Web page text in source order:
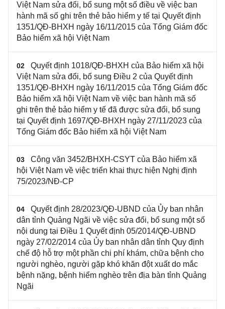
Việt Nam sửa đổi, bổ sung một số điều về việc ban
hành mã số ghi trên thẻ bảo hiểm y tế tại Quyết định
1351/QĐ-BHXH ngày 16/11/2015 của Tổng Giám đốc
Bảo hiểm xã hội Việt Nam
02
Quyết định 1018/QĐ-BHXH của Bảo hiểm xã hội
Việt Nam sửa đổi, bổ sung Điều 2 của Quyết định
1351/QĐ-BHXH ngày 16/11/2015 của Tổng Giám đốc
Bảo hiểm xã hội Việt Nam về việc ban hành mã số
ghi trên thẻ bảo hiểm y tế đã được sửa đổi, bổ sung
tại Quyết định 1697/QĐ-BHXH ngày 27/11/2023 của
Tổng Giám đốc Bảo hiểm xã hội Việt Nam
03
Công văn 3452/BHXH-CSYT của Bảo hiểm xã
hội Việt Nam về việc triển khai thực hiện Nghị định
75/2023/NĐ-CP
04
Quyết định 28/2023/QĐ-UBND của Ủy ban nhân
dân tỉnh Quảng Ngãi về việc sửa đổi, bổ sung một số
nội dung tại Điều 1 Quyết định 05/2014/QĐ-UBND
ngày 27/02/2014 của Ủy ban nhân dân tỉnh Quy định
chế độ hỗ trợ một phần chi phí khám, chữa bệnh cho
người nghèo, người gặp khó khăn đột xuất do mắc
bệnh nặng, bệnh hiểm nghèo trên địa bàn tỉnh Quảng
Ngãi